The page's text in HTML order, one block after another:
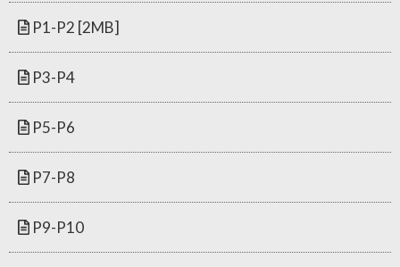
P1-P2 [2MB]
P3-P4
P5-P6
P7-P8
P9-P10